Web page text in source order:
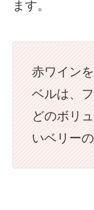
ます。
赤ワイン
ベルは、
どのボリ
いベリー